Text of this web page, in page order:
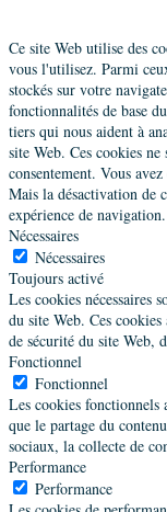
Ce site Web utilise des
vous l'utilisez. Parmi
stockés sur votre
fonctionnalités de base
tiers qui nous aident à
site Web. Ces cookies
consentement. Vous
Mais la désactivation de
expérience de navigation.
Nécessaires
Nécessaires
Toujours activé
Les cookies nécessaires
du site Web. Ces
de sécurité du site Web,
Fonctionnel
Fonctionnel
Les cookies fonctionnels
que le partage du
sociaux, la collecte de
Performance
Performance